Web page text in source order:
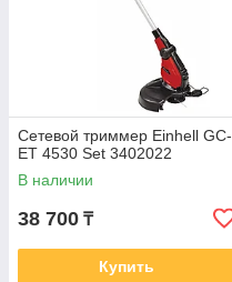
Сетевой триммер Einhell GC-
ET 4530 Set 3402022
В наличии
38 700 ₸
Купить